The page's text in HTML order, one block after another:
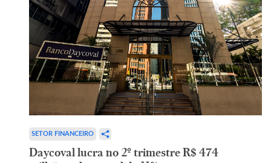
SETOR FINANCEIRO
Daycoval lucra no 2º trimestre R$ 474